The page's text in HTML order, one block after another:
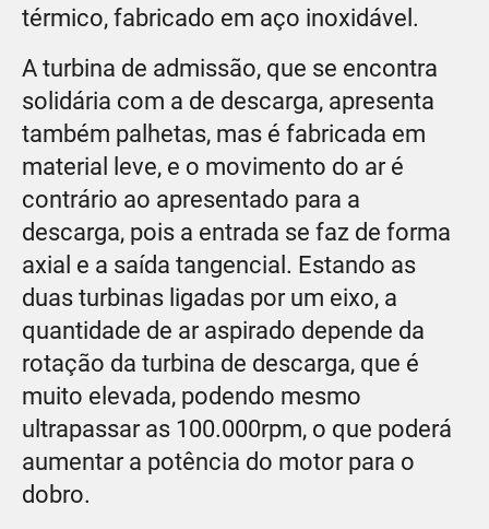
térmico, fabricado em aço inoxidável.
A turbina de admissão, que se encontra
solidária com a de descarga, apresenta
também palhetas, mas é fabricada em
material leve, e o movimento do ar é
contrário ao apresentado para a
descarga, pois a entrada se faz de forma
axial e a saída tangencial. Estando as
duas turbinas ligadas por um eixo, a
quantidade de ar aspirado depende da
rotação da turbina de descarga, que é
muito elevada, podendo mesmo
ultrapassar as 100.000rpm, o que poderá
aumentar a potência do motor para o
dobro.